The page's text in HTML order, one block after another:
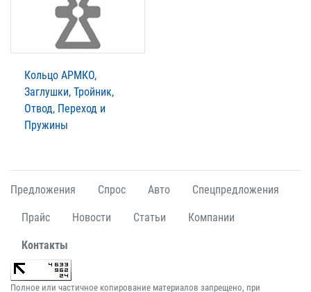
Кольцо АРМКО,
Заглушки, Тройник,
Отвод, Переход и
Пружины
Предложения Спрос Авто Спецпредложения
Прайс Новости Статьи Компании
Контакты
Полное или частичное копирование материалов запрещено, при